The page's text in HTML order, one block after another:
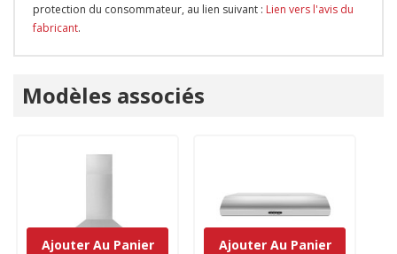
protection du consommateur, au lien suivant : Lien vers l'avis du
fabricant.
personnalisé
Modèles associés
Ajouter Au Panier Ajouter Au Panier